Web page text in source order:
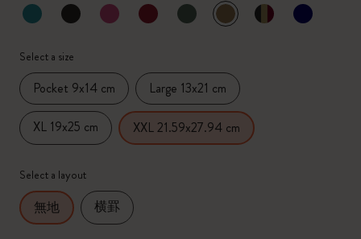
選択済
*選択したカラー
Select a size
Pocket 9x14 cm Large 13x21 cm
XL 19x25 cm XXL 21.59x27.94 cm
Select a layout
無地 横罫